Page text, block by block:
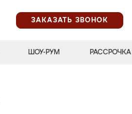
ЗАКАЗАТЬ ЗВОНОК
ШОУ-РУМ РАССРОЧКА